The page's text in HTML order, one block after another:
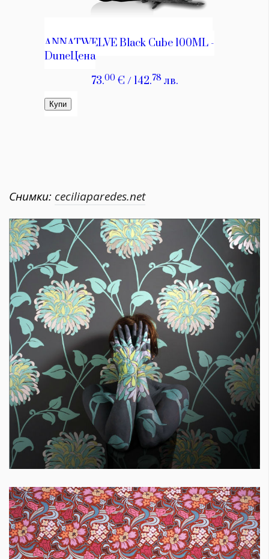
Снимки: ceciliaparedes.net